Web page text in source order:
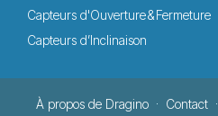
Capteurs d'Ouverture & Fermeture
Capteurs d’Inclinaison
À propos de Dragino Contact